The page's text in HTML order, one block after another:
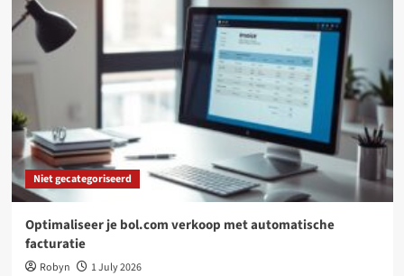
Niet gecategoriseerd
Optimaliseer je bol.com verkoop met automatische
facturatie
Robyn 1 July 2026